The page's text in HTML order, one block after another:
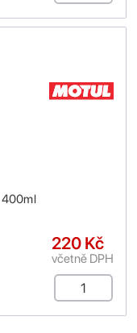
400ml
220 Kč
včetně DPH